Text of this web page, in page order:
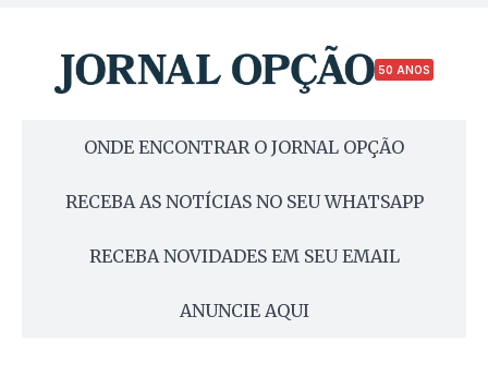
50 ANOS
ONDE ENCONTRAR O JORNAL OPÇÃO
RECEBA AS NOTÍCIAS NO SEU WHATSAPP
RECEBA NOVIDADES EM SEU EMAIL
ANUNCIE AQUI